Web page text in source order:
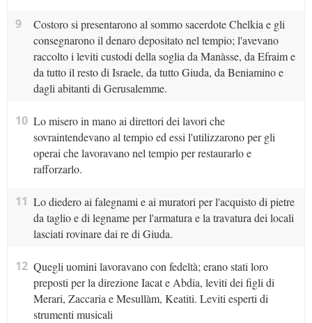
9
Costoro si presentarono al sommo sacerdote Chelkia e gli
consegnarono il denaro depositato nel tempio; l'avevano
raccolto i leviti custodi della soglia da Manàsse, da Efraim e
da tutto il resto di Israele, da tutto Giuda, da Beniamino e
dagli abitanti di Gerusalemme.
10 Lo misero in mano ai direttori dei lavori che
sovraintendevano al tempio ed essi l'utilizzarono per gli
operai che lavoravano nel tempio per restaurarlo e
rafforzarlo.
11 Lo diedero ai falegnami e ai muratori per l'acquisto di pietre
da taglio e di legname per l'armatura e la travatura dei locali
lasciati rovinare dai re di Giuda.
12 Quegli uomini lavoravano con fedeltà; erano stati loro
preposti per la direzione Iacat e Abdia, leviti dei figli di
Merari, Zaccaria e Mesullàm, Keatiti. Leviti esperti di
strumenti musicali